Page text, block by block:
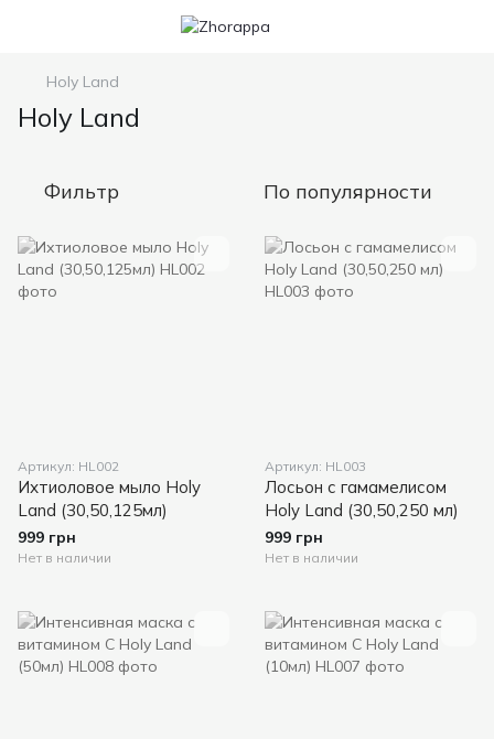
Holy Land
Holy Land
Фильтр По популярности
Артикул: HL002
Ихтиоловое мыло Holy
Land (30,50,125мл)
999 грн
Нет в наличии
Артикул: HL003
Лосьон с гамамелисом
Holy Land (30,50,250 мл)
999 грн
Нет в наличии